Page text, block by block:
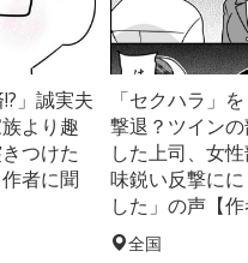
」誠実夫
より趣
つけた
者に聞
「セクハラ」
撃退？ツイン
した上司、女
味鋭い反撃に
した」の声【作
全国